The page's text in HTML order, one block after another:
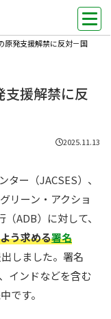
原発支援解禁に反対－国
支援解禁に反
2025.11.13
ー（JACSES）、
リーン・アクショ
ADB）に対して、
う求める署名
しました。署名
インドなどを含む
です。